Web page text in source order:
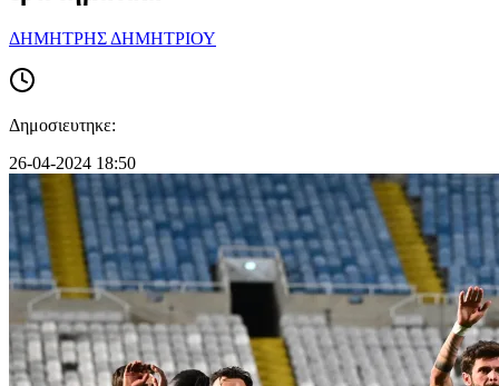
ΔΗΜΗΤΡΗΣ ΔΗΜΗΤΡΙΟΥ
Δημοσιευτηκε:
26-04-2024 18:50